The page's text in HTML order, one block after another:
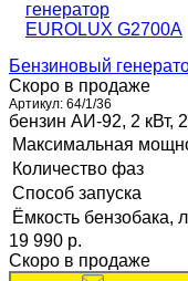
Бензиновый
Скоро в продаже
Артикул: 64/1/36
бензин АИ-92, 2 кВт,
Максимальная
Количество фаз
Способ запуска
Ёмкость бензобака, л
19 990 p.
Скоро в продаже